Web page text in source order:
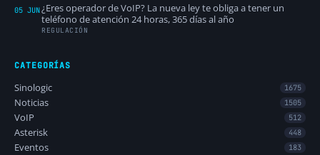
05 JUN¿Eres operador de VoIP? La nueva ley te obliga a tener un
teléfono de atención 24 horas, 365 días al año
REGULACIÓN
CATEGORÍAS
Sinologic 1675
Noticias 1505
VoIP 512
Asterisk 448
Eventos 183